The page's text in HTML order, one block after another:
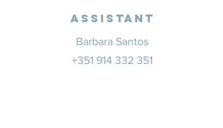
Assistant
Barbara Santos
+351 914 332 351